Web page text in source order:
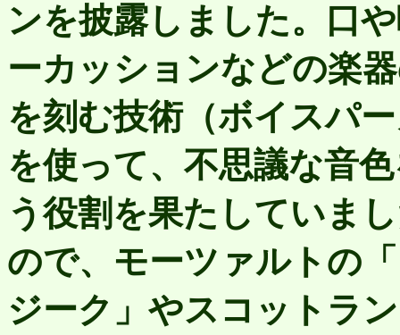
ンを披露しました。口
ーカッションなどの楽
を刻む技術（ボイスパ
を使って、不思議な音
う役割を果たしていま
ので、モーツァルトの
ジーク」やスコットラ